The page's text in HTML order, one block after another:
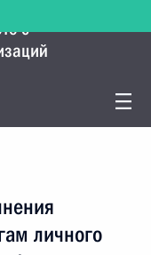
с
личного